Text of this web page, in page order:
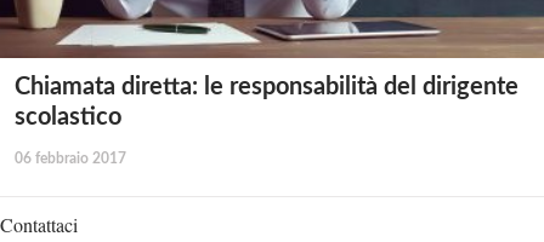
Chiamata diretta: le responsabilità del dirigente
scolastico
06 febbraio 2017
Contattaci